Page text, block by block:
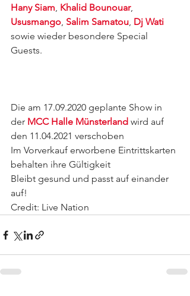
Hany Siam, Khalid Bounouar,
Ususmango, Salim Samatou, Dj Wati
sowie wieder besondere Special
Guests.
Die am 17.09.2020 geplante Show in
der MCC Halle Münsterland wird auf
den 11.04.2021 verschoben
Im Vorverkauf erworbene Eintrittskarten
behalten ihre Gültigkeit
Bleibt gesund und passt auf einander
auf!
Credit: Live Nation